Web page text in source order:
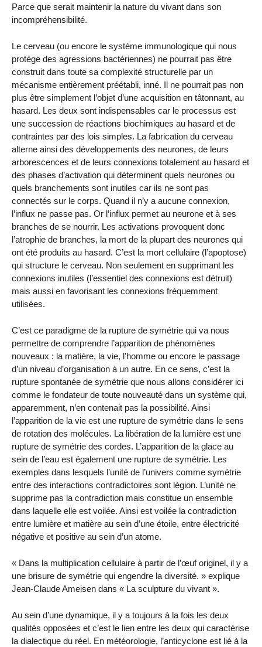
Parce que serait maintenir la nature du vivant dans son
incompréhensibilité.
Le cerveau (ou encore le système immunologique qui nous
protège des agressions bactériennes) ne pourrait pas être
construit dans toute sa complexité structurelle par un
mécanisme entièrement préétabli, inné. Il ne pourrait pas non
plus être simplement l’objet d’une acquisition en tâtonnant, au
hasard. Les deux sont indispensables car le processus est
une succession de réactions biochimiques au hasard et de
contraintes par des lois simples. La fabrication du cerveau
alterne ainsi des développements des neurones, de leurs
arborescences et de leurs connexions totalement au hasard et
des phases d’activation qui déterminent quels neurones ou
quels branchements sont inutiles car ils ne sont pas
connectés sur le corps. Quand il n’y a aucune connexion,
l’influx ne passe pas. Or l’influx permet au neurone et à ses
branches de se nourrir. Les activations provoquent donc
l’atrophie de branches, la mort de la plupart des neurones qui
ont été produits au hasard. C’est la mort cellulaire (l’apoptose)
qui structure le cerveau. Non seulement en supprimant les
connexions inutiles (l’essentiel des connexions est détruit)
mais aussi en favorisant les connexions fréquemment
utilisées.
C’est ce paradigme de la rupture de symétrie qui va nous
permettre de comprendre l’apparition de phénomènes
nouveaux : la matière, la vie, l’homme ou encore le passage
d’un niveau d’organisation à un autre. En ce sens, c’est la
rupture spontanée de symétrie que nous allons considérer ici
comme le fondateur de toute nouveauté dans un système qui,
apparemment, n’en contenait pas la possibilité. Ainsi
l’apparition de la vie est une rupture de symétrie dans le sens
de rotation des molécules. La libération de la lumière est une
rupture de symétrie des cordes. L’apparition de la glace au
sein de l’eau est également une rupture de symétrie. Les
exemples dans lesquels l’unité de l’univers comme symétrie
entre des interactions contradictoires sont légion. L’unité ne
supprime pas la contradiction mais constitue un ensemble
dans laquelle elle est voilée. Ainsi est voilée la contradiction
entre lumière et matière au sein d’une étoile, entre électricité
négative et positive au sein d’un atome.
« Dans la multiplication cellulaire à partir de l’œuf originel, il y a
une brisure de symétrie qui engendre la diversité. » explique
Jean-Claude Ameisen dans « La sculpture du vivant ».
Au sein d’une dynamique, il y a toujours à la fois les deux
qualités opposées et c’est le lien entre les deux qui caractérise
la dialectique du réel. En météorologie, l’anticyclone est lié à la